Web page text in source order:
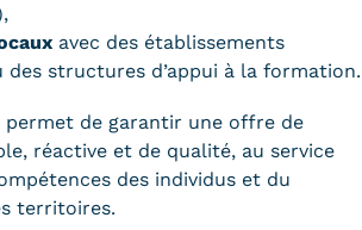
avec des établissements
des structures d’appui à la formation.
permet de garantir une offre de
réactive et de qualité, au service
des individus et du
territoires.